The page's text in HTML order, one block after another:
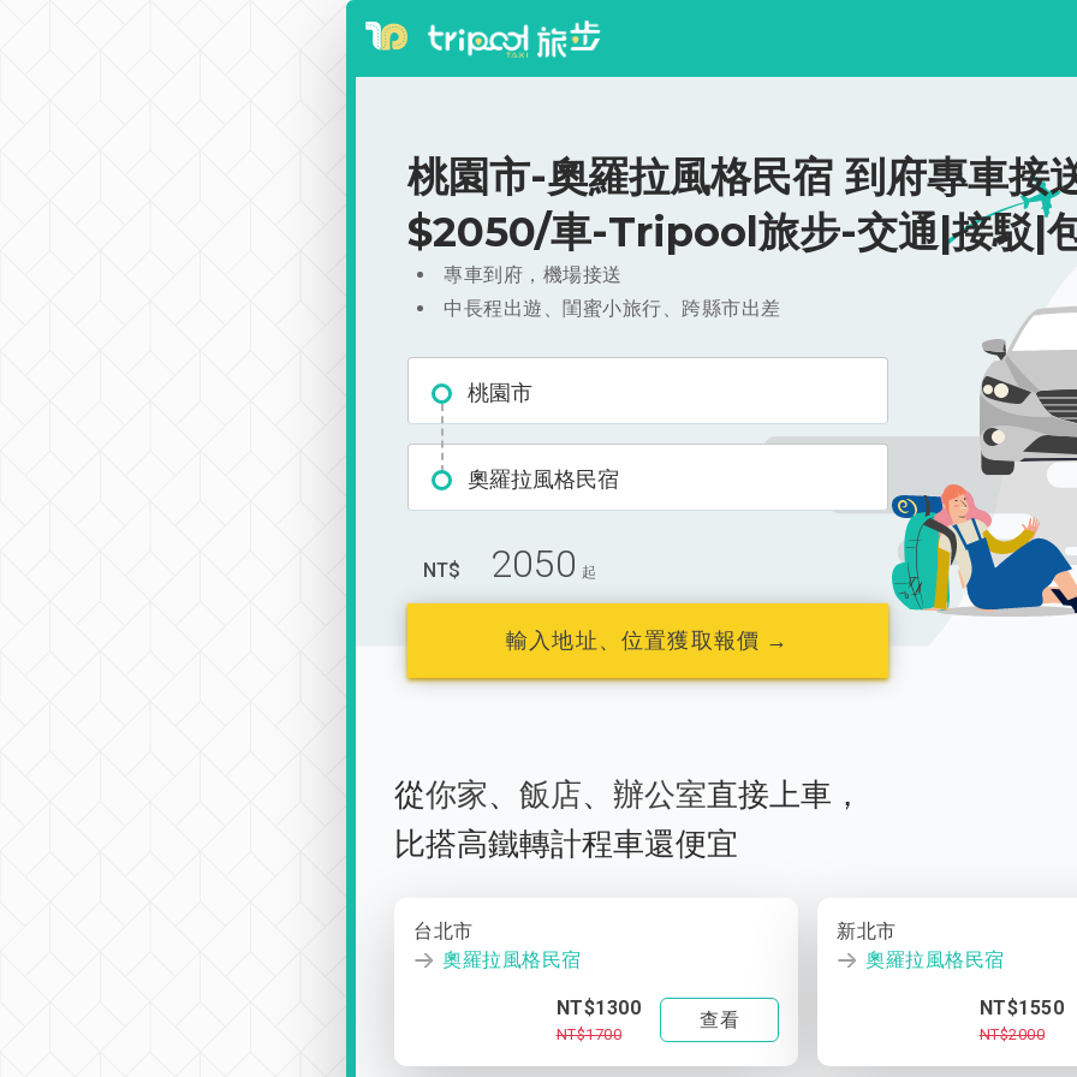
桃園市-奧羅拉風格民宿 到府專車接
$2050/車-Tripool旅步-交通|接駁|
專車到府，機場接送
中長程出遊、閨蜜小旅行、跨縣市出差
桃園市
奧羅拉風格民宿
NT$ 2050 起
輸入地址、位置獲取報價 →
從你家、 飯店、 辦公室直接上車，
比搭高鐵轉計程車還便宜
台北市
奧羅拉風格民宿
NT$1300
NT$1700
查看
新北市
奧羅拉風格民宿
NT$1550
NT$2000